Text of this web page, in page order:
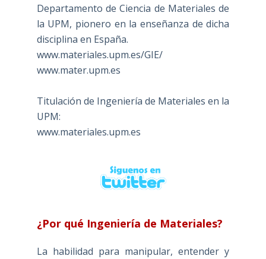
Departamento de Ciencia de Materiales de
la UPM, pionero en la enseñanza de dicha
disciplina en España.
www.materiales.upm.es/GIE/
www.mater.upm.es
Titulación de Ingeniería de Materiales en la
UPM:
www.materiales.upm.es
¿Por qué Ingeniería de Materiales?
La habilidad para manipular, entender y